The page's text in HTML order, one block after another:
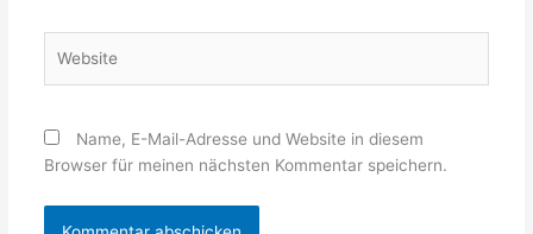
Name, E-Mail-Adresse und Website in diesem
Browser für meinen nächsten Kommentar speichern.